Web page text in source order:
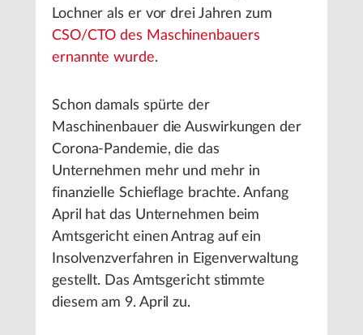
Lochner als er vor drei Jahren zum
CSO/CTO des Maschinenbauers
ernannte wurde.
Schon damals spürte der
Maschinenbauer die Auswirkungen der
Corona-Pandemie, die das
Unternehmen mehr und mehr in
finanzielle Schieflage brachte. Anfang
April hat das Unternehmen beim
Amtsgericht einen Antrag auf ein
Insolvenzverfahren in Eigenverwaltung
gestellt. Das Amtsgericht stimmte
diesem am 9. April zu.